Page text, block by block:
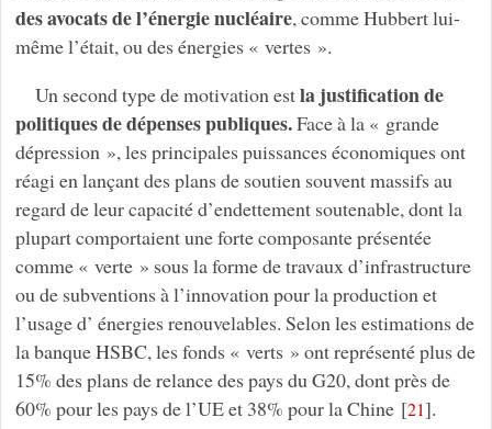
des avocats de l’énergie nucléaire, comme Hubbert lui-
même l’était, ou des énergies « vertes ».
Un second type de motivation estla justification de
politiques de dépenses publiques.Face à la « grande
dépression », les principales puissances économiques ont
réagi en lançant des plans de soutien souvent massifs au
regard de leur capacité d’endettement soutenable, dont la
plupart comportaient une forte composante présentée
comme « verte » sous la forme de travaux d’infrastructure
ou de subventions à l’innovation pour la production et
l’usage d’ énergies renouvelables. Selon les estimations de
la banque HSBC, les fonds « verts » ont représenté plus de
15% des plans de relance des pays du G20, dont près de
60% pour les pays de l’UE et 38% pour la Chine[21].